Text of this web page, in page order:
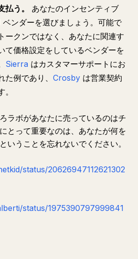
う。
あなたのインセンティブ
ンダーを選びましょう。可能で
ークンではなく、あなたに関連す
て価格設定をしているベンダーを
Sierra はカスタマーサポートにお
た例であり、 Crosby は営業契約
ラボがあなたに売っているのはチ
とって重要なのは、あなたが何を
いうことを忘れないでください。
status/20626947112621302
status/1975390797999841